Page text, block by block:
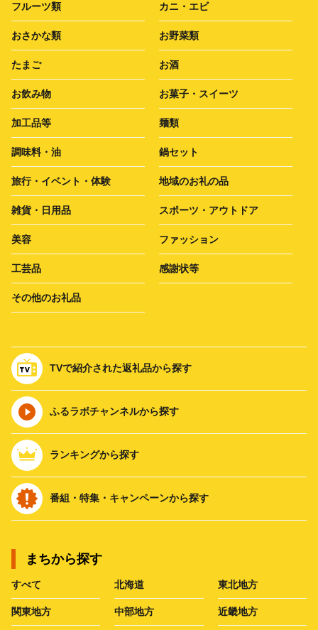
フルーツ類 カニ・エビ
おさかな類 お野菜類
たまご お酒
お飲み物 お菓子・スイーツ
加工品等 麺類
調味料・油 鍋セット
旅行・イベント・体験 地域のお礼の品
雑貨・日用品 スポーツ・アウトドア
美容 ファッション
工芸品 感謝状等
その他のお礼品
TVで紹介された返礼品から探す
ふるラボチャンネルから探す
ランキングから探す
番組・特集・キャンペーンから探す
まちから探す
すべて 北海道 東北地方
関東地方 中部地方 近畿地方